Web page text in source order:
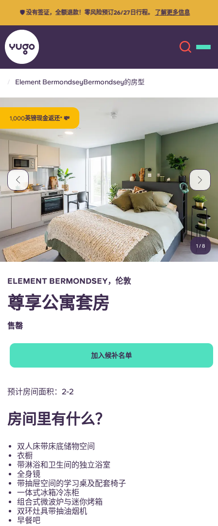
地点
更多
账户
English (GB)
English (US)
Chinese
Català
Italian
Portuguese
选择一个国家
立即预订
English (US)
Català Deutsch
Italian French
Portuguese
⚡ 名额有限－预订26/27日行程，即可领取1000英镑现金返还！使用优惠
码：ELEMENT1000条件和条款
Element BermondseyBermondsey的房型
1,000英镑现金返还* 💸
1 /8
ELEMENT BERMONDSEY，伦敦
尊享公寓套房
售罄
加入候补名单
预计房间面积：2-2
房间里有什么？
双人床带床底储物空间
衣橱
带淋浴和卫生间的独立浴室
全身镜
带抽屉空间的学习桌及配套椅子
一体式冰箱冷冻柜
组合式微波炉与迷你烤箱
双环灶具带抽油烟机
早餐吧